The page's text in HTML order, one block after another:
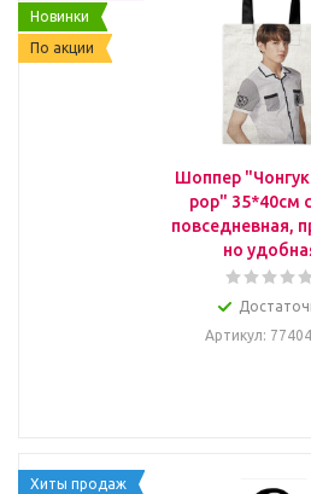
Новинки
По акции
Шоппер "Чонгук
pop" 35*40см
повседневная,
но
Артикул:
Хиты продаж